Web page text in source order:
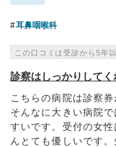
耳鼻咽喉科
この口コミは受診から5年
診察はしっかりしてく
こちらの病院は診察券
そんなに大きい病院
すいです。受付の女
んとても優しいです